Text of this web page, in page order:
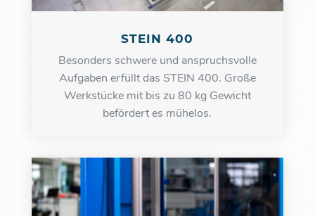
STEIN 400
Besonders schwere und anspruchsvolle
Aufgaben erfüllt das STEIN 400. Große
Werkstücke mit bis zu 80 kg Gewicht
befördert es mühelos.